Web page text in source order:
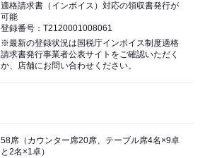
適格請求書（インボイス）対応の領収書発行が
可能
登録番号：T2120001008061
※最新の登録状況は国税庁インボイス制度適格
請求書発行事業者公表サイトをご確認いただく
か、店舗にお問い合わせください。
58席（カウンター席20席、テーブル席4名×9卓
と2名×1卓）